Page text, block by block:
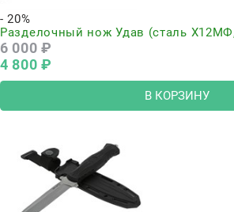
- 20%
Разделочный нож Удав (сталь Х12МФ,
6 000 ₽
4 800 ₽
В КОРЗИНУ